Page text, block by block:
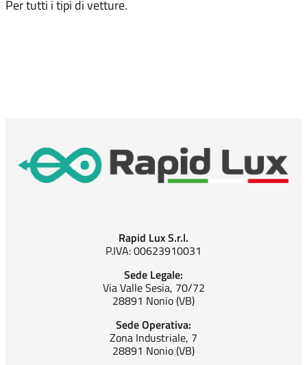
Per tutti i tipi di vetture.
Rapid Lux S.r.l.
P.IVA: 00623910031
Sede Legale:
Via Valle Sesia, 70/72
28891 Nonio (VB)
Sede Operativa:
Zona Industriale, 7
28891 Nonio (VB)